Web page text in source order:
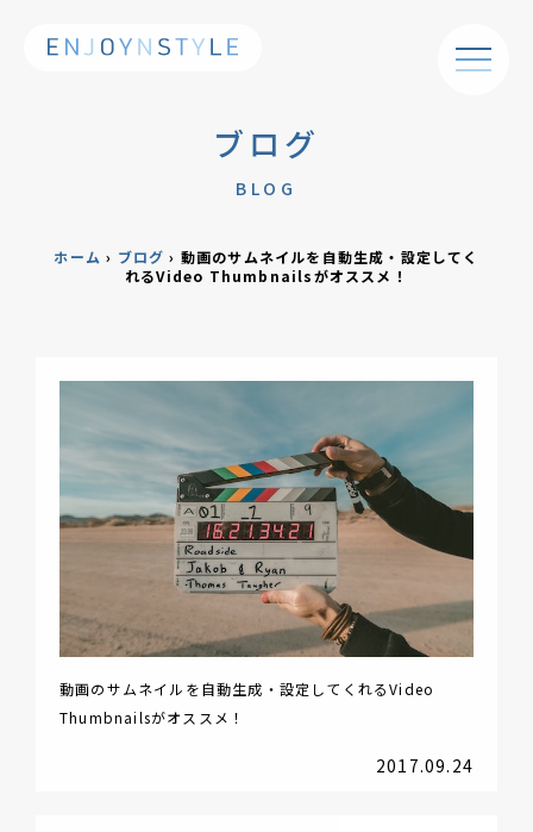
ブログ
BLOG
ホーム › ブログ › 動画のサムネイルを自動生成・設定してく
れるVideo Thumbnailsがオススメ！
動画のサムネイルを自動生成・設定してくれるVideo
Thumbnailsがオススメ！
2017.09.24